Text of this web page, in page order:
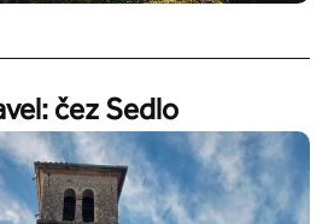
čez Sedlo